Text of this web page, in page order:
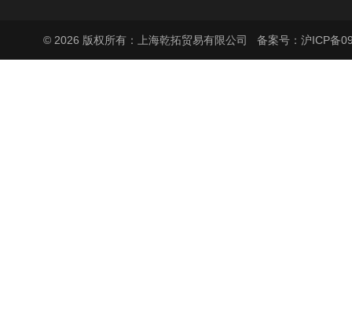
© 2026 版权所有：上海乾拓贸易有限公司 备案号：沪ICP备